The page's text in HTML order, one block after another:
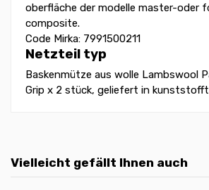
oberfläche der modelle master-oder
composite.
Code Mirka: 7991500211
Netzteil typ
Baskenmütze aus wolle Lambswool
Grip x 2 stück, geliefert in
Vielleicht gefällt Ihnen auch